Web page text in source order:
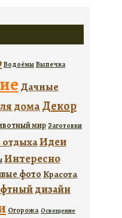
ВодоёмыВыпечка
Дачные
домаДекор
мир Заготовки
отдыхаИдеи
Интересно
фотоКрасота
дизайн
Огорожа Освещение